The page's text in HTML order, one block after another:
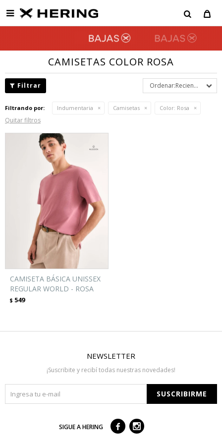

CAMISETAS COLOR ROSA
Recientes
Filtrando por: Indumentaria Camisetas Color: Rosa
Quitar filtros
CAMISETA BÁSICA UNISSEX
REGULAR WORLD - ROSA
$ 549
NEWSLETTER
¡Suscribite y recibí todas nuestras novedades!
SUSCRIBIRME
SIGUE A HERING  